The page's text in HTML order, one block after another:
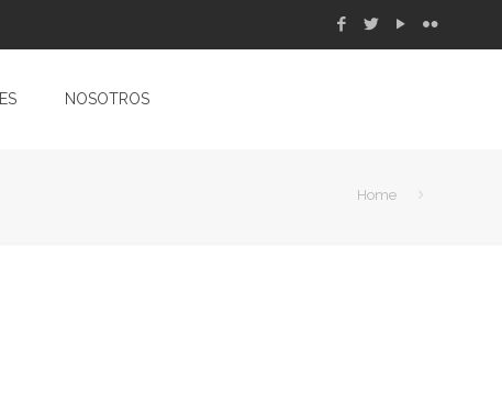
NOSOTROS
Home